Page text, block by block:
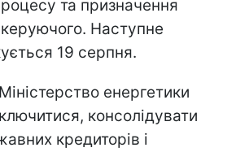
та призначення
Наступне
19 серпня.
енергетики
консолідувати
кредиторів і